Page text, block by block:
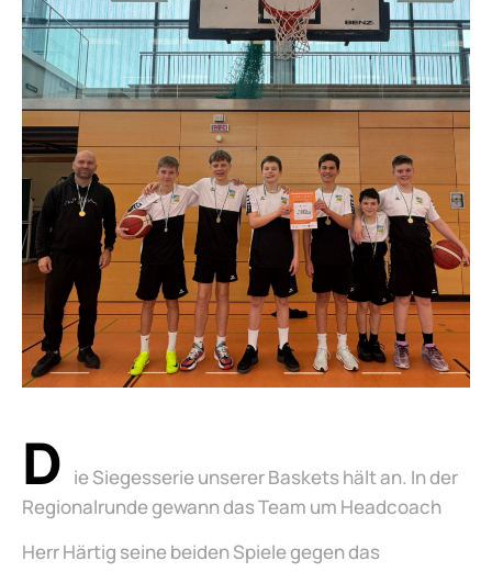
D ie Siegesserie unserer Baskets hält an. In der
Regionalrunde gewann das Team um Headcoach
Herr Härtig seine beiden Spiele gegen das